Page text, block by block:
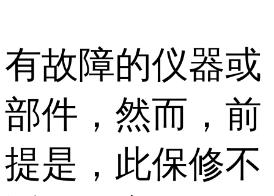
有故障的仪器或
部件，然而，前
提是，此保修不